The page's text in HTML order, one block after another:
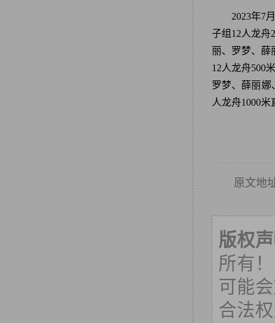
2023年7
子组12人龙舟
丽、罗梦、薛
12人龙舟500
罗梦、薛丽娜
人龙舟1000
原文地
版权
所有
可能
合法